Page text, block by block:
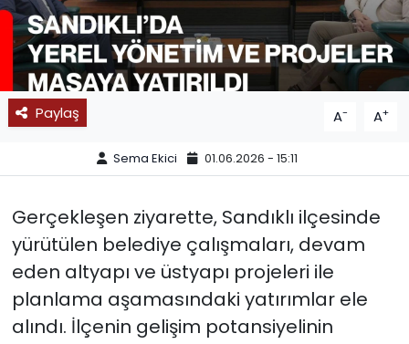
Paylaş A- A+
Sema Ekici 01.06.2026 - 15:11
Gerçekleşen ziyarette, Sandıklı ilçesinde
yürütülen belediye çalışmaları, devam
eden altyapı ve üstyapı projeleri ile
planlama aşamasındaki yatırımlar ele
alındı. İlçenin gelişim potansiyelinin